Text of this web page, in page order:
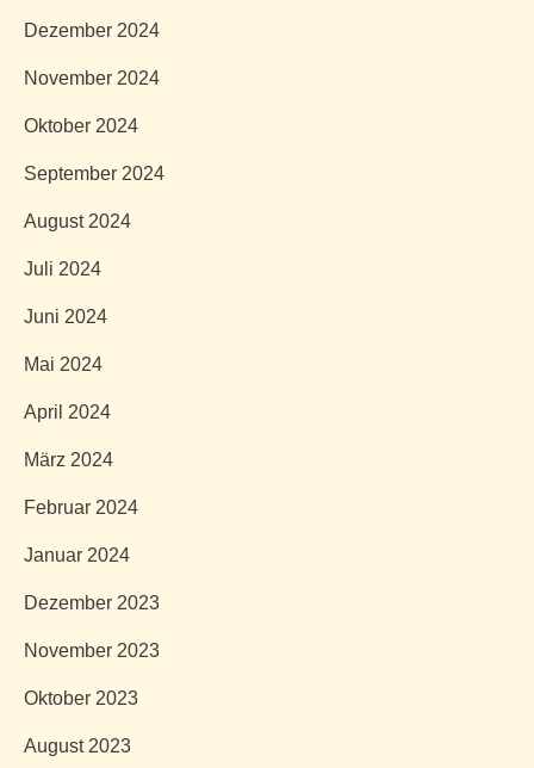
Dezember 2024
November 2024
Oktober 2024
September 2024
August 2024
Juli 2024
Juni 2024
Mai 2024
April 2024
März 2024
Februar 2024
Januar 2024
Dezember 2023
November 2023
Oktober 2023
August 2023